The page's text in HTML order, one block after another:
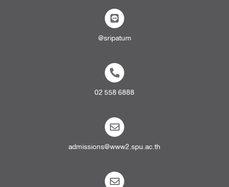
@sripatum
02 558 6888
admissions@www2.spu.ac.th